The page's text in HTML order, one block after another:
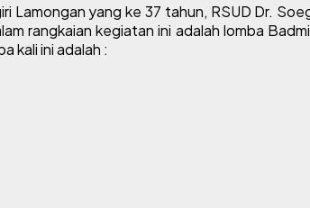
yang ke 37 tahun, RSUD Dr.
rangkaian kegiatan ini adalah lomba
kali ini adalah :